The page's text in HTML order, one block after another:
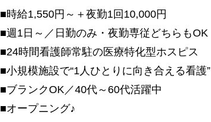
■時給1,550円～＋夜勤1回10,000円
■週1日～／日勤のみ・夜勤専従どちらもOK
■24時間看護師常駐の医療特化型ホスピス
■小規模施設で“1人ひとりに向き合える看護”
■ブランクOK／40代～60代活躍中
■オープニング♪